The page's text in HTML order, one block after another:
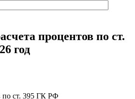
процентов по ст.
год
по ст. 395 ГК РФ